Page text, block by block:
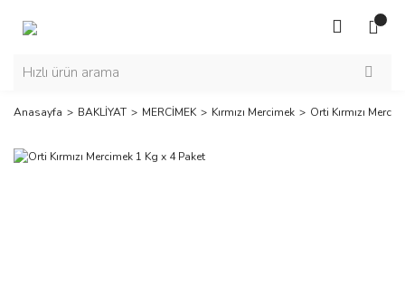
Anasayfa BAKLİYAT MERCİMEK Kırmızı Mercimek Orti Kırmızı